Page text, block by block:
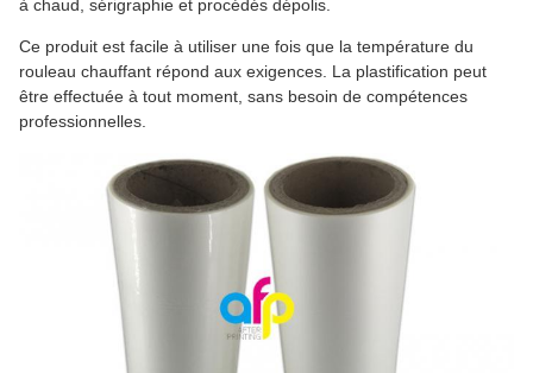
à chaud, sérigraphie et procédés dépolis.
Ce produit est facile à utiliser une fois que la température du
rouleau chauffant répond aux exigences. La plastification peut
être effectuée à tout moment, sans besoin de compétences
professionnelles.